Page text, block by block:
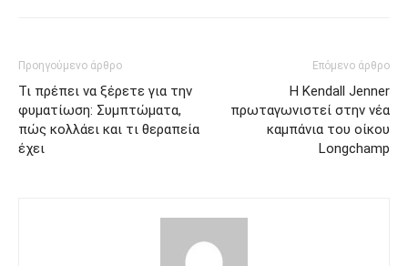
Προηγούμενο άρθρο
Τι πρέπει να ξέρετε για την
φυματίωση: Συμπτώματα,
πώς κολλάει και τι θεραπεία
έχει
Επόμενο άρθρο
H Kendall Jenner
πρωταγωνιστεί στην νέα
καμπάνια του οίκου
Longchamp